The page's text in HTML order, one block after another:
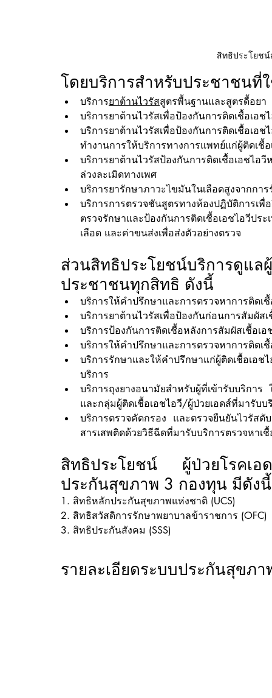
สิทธิประโยชน์
โดยบริการสำหรับประชาชนที่
บริการยาต้านไวรัสสูตรพื้นฐานและสูตรดื้อยา
บริการยาต้านไวรัสเพื่อป้องกันการติดเชื้อเอช
บริการยาต้านไวรัสเพื่อป้องกันการติดเชื้อเ
ทำงานการให้บริการทางการแพทย์แก่ผู้ติดเชื้อ
บริการยาต้านไวรัสป้องกันการติดเชื้อเอชไอ
ล่วงละเมิดทางเพศ
บริการยารักษาภาวะไขมันในเลือดสูงจากกา
บริการการตรวจชันสูตรทางห้องปฏิบัติการ
ตรวจรักษาและป้องกันการติดเชื้อเอชไอวีปร
เลือด และค่าขนส่งเพื่อส่งตัวอย่างตรวจ
ส่วนสิทธิประโยชน์บริการดู
ประชาชนทุกสิทธิ ดังนี้
บริการให้คำปรึกษาและการตรวจหาการติดเ
บริการยาต้านไวรัสเพื่อป้องกันก่อนการสัมผัสเ
บริการป้องกันการติดเชื้อหลังการสัมผัสเชื้อเอช
บริการให้คำปรึกษาและการตรวจหาการติดเ
บริการรักษาและให้คำปรึกษาแก่ผู้ติดเชื้อเอช
บริการ
บริการถุงยางอนามัยสำหรับผู้ที่เข้ารับบริกา
และกลุ่มผู้ติดเชื้อเอชไอวี/ผู้ป่วยเอดส์ที่มารับ
บริการตรวจคัดกรอง และตรวจยืนยันไวรัสตั
สารเสพติดด้วยวิธีฉีดที่มารับบริการตรวจหาเ
สิทธิประโยชน์  ผู้ป่วยโรคเอ
ประกันสุขภาพ 3 กองทุน มีดังนี้
1. สิทธิหลักประกันสุขภาพแห่งชาติ (UCS)
2. สิทธิสวัสดิการรักษาพยาบาลข้าราชการ (OFC)
3. สิทธิประกันสังคม (SSS)
รายละเอียดระบบประกันสุขภ